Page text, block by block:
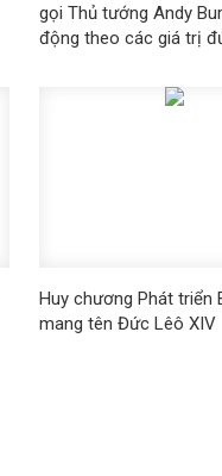
gọi Thủ tướng Andy
động theo các giá trị
Huy chương Phát triển
mang tên Đức Lêô XIV